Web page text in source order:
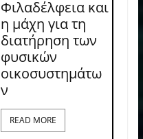
Φιλαδέλφεια και
η μάχη για τη
διατήρηση των
φυσικών
οικοσυστημάτω
ν
READ MORE